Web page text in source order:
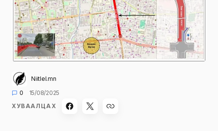
Niitlel.mn
0
15/08/2025
ХУВААЛЦАХ